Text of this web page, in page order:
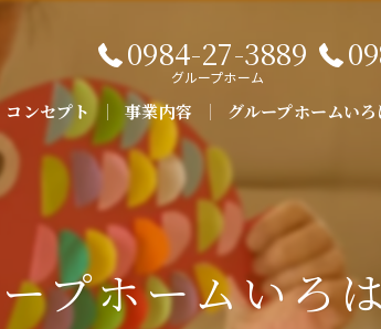
0984-27-3889
グループホーム
コンセプト 事業内容
よくある質問
グループホームいろ
プホームい